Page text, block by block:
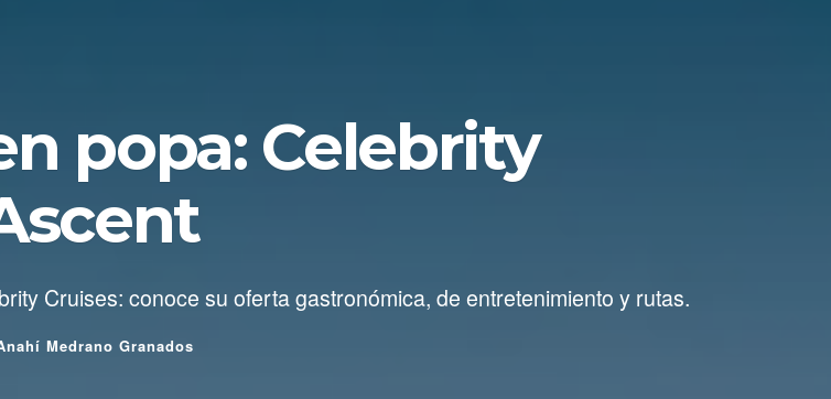
popa: Celebrity
Cruises: conoce su oferta gastronómica, de entretenimiento y rutas.
Medrano Granados